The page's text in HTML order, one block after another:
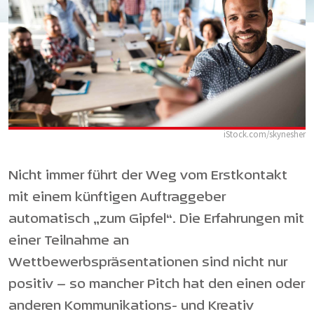
iStock.com/skynesher
Nicht immer führt der Weg vom Erstkontakt
mit einem künftigen Auftraggeber
automatisch „zum Gipfel“. Die Erfahrungen mit
einer Teilnahme an
Wettbewerbspräsentationen sind nicht nur
positiv – so mancher Pitch hat den einen oder
anderen Kommunikations- und Kreativ